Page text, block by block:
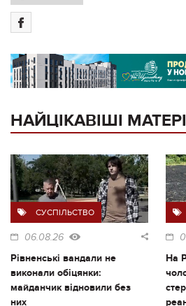
НАЙЦІКАВІШІ
СУСПІЛЬСТВО
06.08.26
Рівненські вандали не
виконали обіцянки:
майданчик відновили без
них
На